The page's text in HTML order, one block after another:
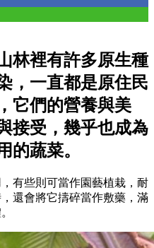
林裡有許多原生種
，一直都是原住民
它們的營養與美
接受，幾乎也成為
的蔬菜。
有些則可當作園藝植栽，耐
還會將它擣碎當作敷藥，滿